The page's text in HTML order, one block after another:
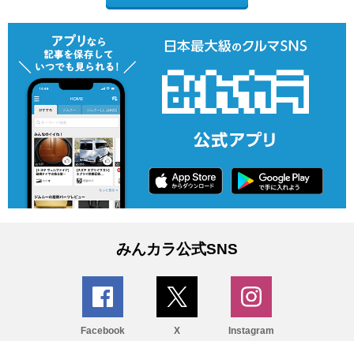
みんカラ公式SNS
Facebook X Instagram